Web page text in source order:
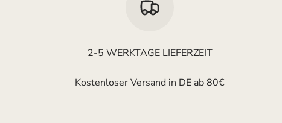
2-5 WERKTAGE LIEFERZEIT
Kostenloser Versand in DE ab 80€